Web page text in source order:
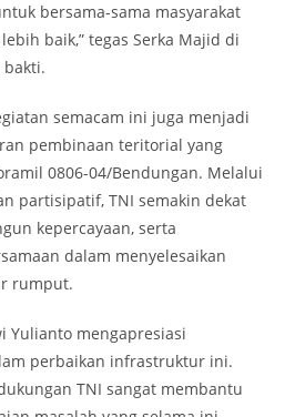
bersama-sama masyarakat
baik,” tegas Serka Majid di
bakti.
semacam ini juga menjadi
pembinaan teritorial yang
0806-04/Bendungan. Melalui
partisipatif, TNI semakin dekat
kepercayaan, serta
dalam menyelesaikan
rumput.
Yulianto mengapresiasi
perbaikan infrastruktur ini.
TNI sangat membantu